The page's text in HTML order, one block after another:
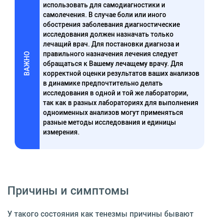
ВАЖНО
использовать для самодиагностики и
самолечения. В случае боли или иного
обострения заболевания диагностические
исследования должен назначать только
лечащий врач. Для постановки диагноза и
правильного назначения лечения следует
обращаться к Вашему лечащему врачу. Для
корректной оценки результатов ваших анализов
в динамике предпочтительно делать
исследования в одной и той же лаборатории,
так как в разных лабораториях для выполнения
одноименных анализов могут применяться
разные методы исследования и единицы
измерения.
Причины и симптомы
У такого состояния как тенезмы причины бывают